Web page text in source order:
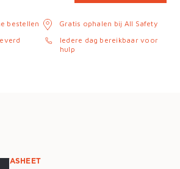
bestellen
Gratis ophalen bij All Safety
Iedere dag bereikbaar voor
hulp